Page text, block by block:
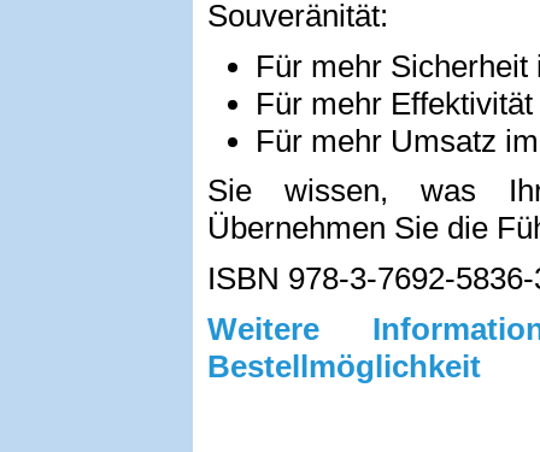
Souveränität:
Für mehr Sicherheit
Für mehr
Für mehr Umsatz
Sie wissen, was
Übernehmen Sie die
ISBN 978-3-7692-
Weitere
Bestellmöglichkeit